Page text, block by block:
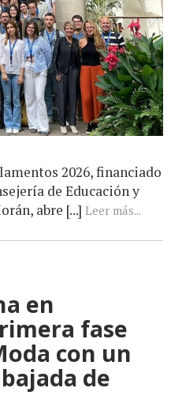
2026, financiado
de Educación y
abre [...] Leer más...
en
fase
con un
de